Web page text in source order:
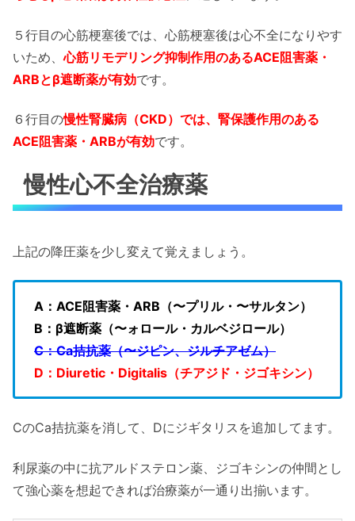
５行目の心筋梗塞後では、心筋梗塞後は心不全になりやす
いため、心筋リモデリング抑制作用のあるACE阻害薬・
ARBとβ遮断薬が有効です。
６行目の慢性腎臓病（CKD）では、腎保護作用のある
ACE阻害薬・ARBが有効です。
慢性心不全治療薬
上記の降圧薬を少し変えて覚えましょう。
A：ACE阻害薬・ARB（〜プリル・〜サルタン）
B：β遮断薬（〜ォロール・カルベジロール）
C：Ca拮抗薬（〜ジピン、ジルチアゼム）
D：Diuretic・Digitalis（チアジド・ジゴキシン）
CのCa拮抗薬を消して、Dにジギタリスを追加してます。
利尿薬の中に抗アルドステロン薬、ジゴキシンの仲間とし
て強心薬を想起できれば治療薬が一通り出揃います。